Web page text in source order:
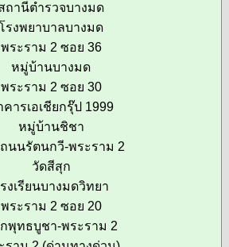
ถานีตำรวจบางมด
รงพยาบาลบางมด
พระราม 2 ซอย 36
หมู่บ้านบางมด
พระราม 2 ซอย 30
คารเอเชียกรุ๊ป 1999
หมู่บ้านชิชา
นนรัตนกวี-พระราม 2
วัดสีสุก
งเรียนบางมดวิทยา
พระราม 2 ซอย 20
พุทธบูชา-พระราม 2